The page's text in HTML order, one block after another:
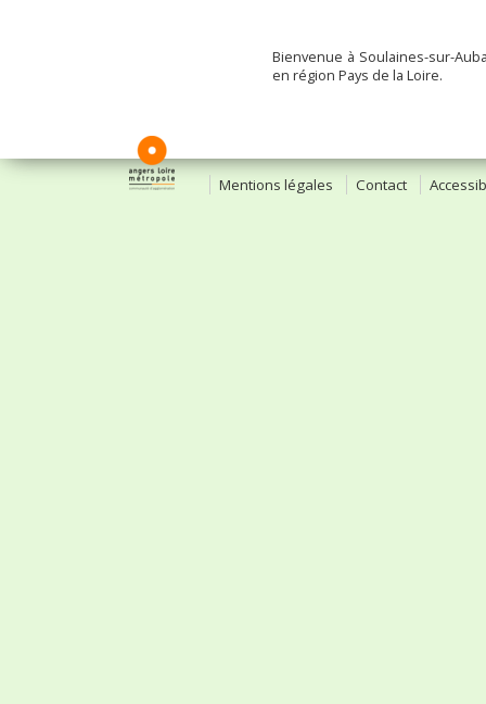
Bienvenue à Soulaines-sur-
en région Pays de la Loire.
Mentions légales Contact